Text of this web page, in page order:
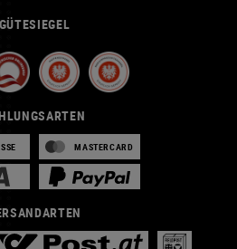
GÜTESIEGEL
MASTERCARD